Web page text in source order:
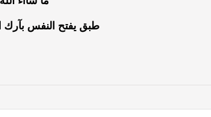
طبق يفتح النفس بآرك